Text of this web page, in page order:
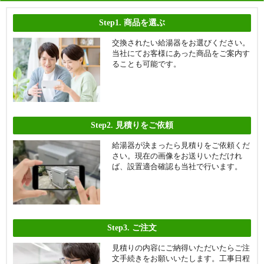
Step1. 商品を選ぶ
交換されたい給湯器をお選びください。
当社にてお客様にあった商品をご案内す
ることも可能です。
Step2. 見積りをご依頼
給湯器が決まったら見積りをご依頼くだ
さい。現在の画像をお送りいただけれ
ば、設置適合確認も当社で行います。
Step3. ご注文
見積りの内容にご納得いただいたらご注
文手続きをお願いいたします。工事日程